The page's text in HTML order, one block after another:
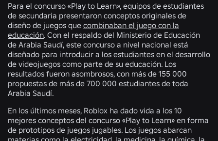
Para el concurso «Play to Learn», equipos de estudiantes
de secundaria presentaron conceptos originales de
diseño de juegos que combinaban el juego con la
educación. Con el respaldo del Ministerio de Educación
de Arabia Saudí, este concurso a nivel nacional está
diseñado para introducir a los estudiantes en el desarrollo
de videojuegos como parte de su educación. Los
resultados fueron asombrosos, con más de 155 000
propuestas de más de 700 000 estudiantes de toda
Arabia Saudí.
En los últimos meses, Roblox ha dado vida a los 10
mejores conceptos del concurso «Play to Learn» en forma
de prototipos de juegos jugables. Los juegos abarcan